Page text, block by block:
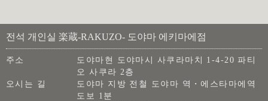
전석 개인실 楽蔵-RAKUZO- 도야마 에키마에점
주소
도야마현 도야마시 사쿠라마치 1-4-20 파티
오 사쿠라 2층
오시는 길
도야마 지방 전철 도야마 역・에스타마에역
도보 1분